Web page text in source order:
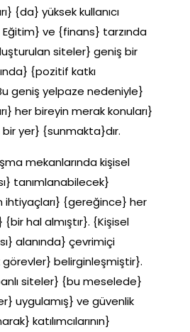
{da} yüksek kullanıcı
Eğitim} ve {finans} tarzında
siteler} geniş bir
{pozitif katkı
geniş yelpaze nedeniyle}
her bireyin merak konuları}
yer} {sunmakta}dır.
mekanlarında kişisel
tanımlanabilecek}
ihtiyaçları} {gereğince} her
hal almıştır}. {Kişisel
alanında} çevrimiçi
belirginleşmiştir}.
siteler} {bu meselede}
uygulamış} ve güvenlik
katılımcılarının}